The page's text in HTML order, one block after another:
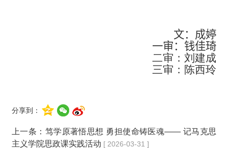
文：成婷
一审：钱佳琦
二审：刘建成
三审：陈西玲
分享到：
上一条： 笃学原著悟思想 勇担使命铸医魂—— 记马克思
主义学院思政课实践活动 [ 2026-03-31 ]